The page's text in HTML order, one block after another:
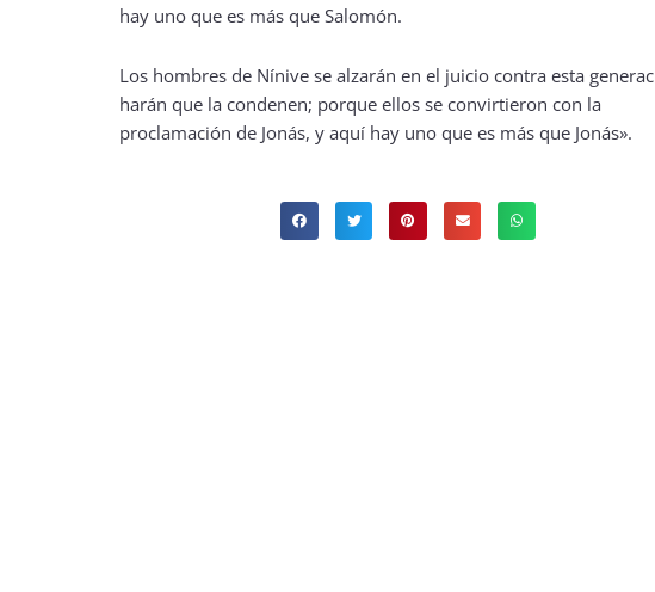
hay uno que es más que Salomón.
Los hombres de Nínive se alzarán en el juicio contra esta
harán que la condenen; porque ellos se convirtieron con la
proclamación de Jonás, y aquí hay uno que es más que Jonás».